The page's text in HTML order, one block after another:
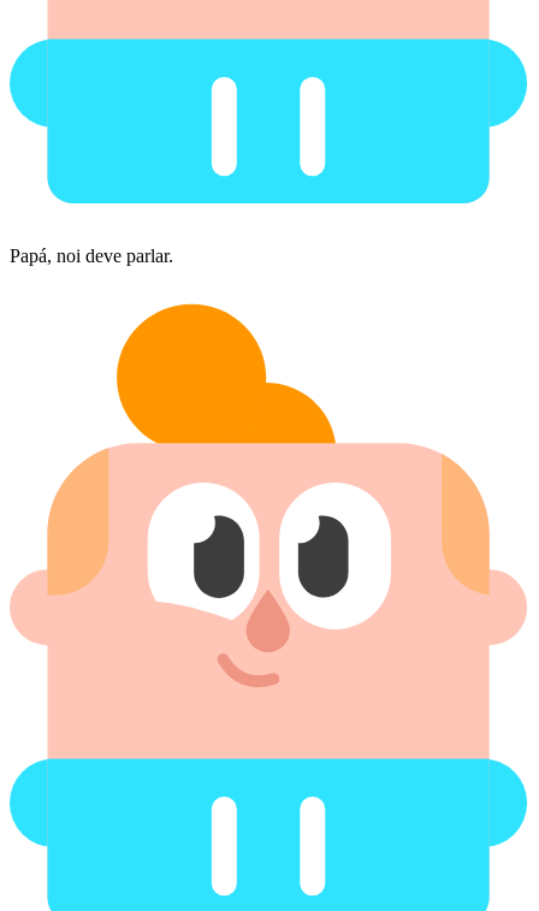
Papá, noi deve parlar.